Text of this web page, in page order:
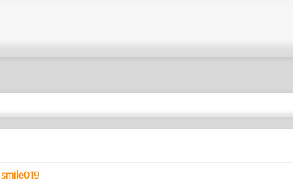
smile019